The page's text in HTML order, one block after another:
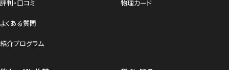
評判・口コミ
よくある質問
紹介プログラム
物理カード